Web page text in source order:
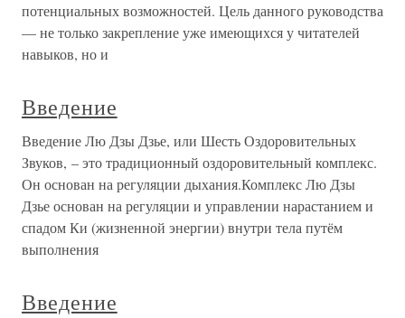
потенциальных возможностей. Цель данного руководства
— не только закрепление уже имеющихся у читателей
навыков, но и
Введение
Введение Лю Дзы Дзье, или Шесть Оздоровительных
Звуков, – это традиционный оздоровительный комплекс.
Он основан на регуляции дыхания.Комплекс Лю Дзы
Дзье основан на регуляции и управлении нарастанием и
спадом Ки (жизненной энергии) внутри тела путём
выполнения
Введение